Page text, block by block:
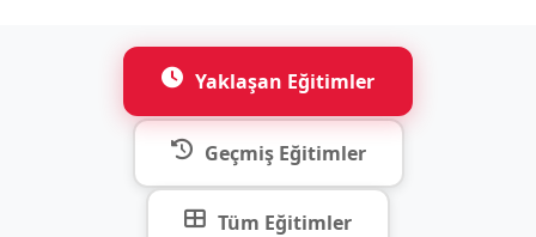
Yaklaşan Eğitimler
Geçmiş Eğitimler
Tüm Eğitimler